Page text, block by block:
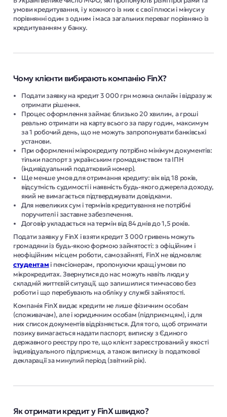
умови кредитування, і у кожного із них є свої плюси і мінуси у
порівнянні один з одним і маса загальних переваг порівняно із
кредитуванням у банку.
Чому клієнти вибирають компанію FinX?
Подати заявку на кредит 3 000 грн можна онлайн і відразу ж
отримати рішення.
Процес оформлення займає близько 20 хвилин, а гроші
реально отримати на карту всього за пару годин, максимум
за 1 робочий день, що не можуть запропонувати банківські
установи.
При оформленні мікрокредиту потрібно мінімум документів:
тільки паспорт з українським громадянством та ІПН
(індивідуальний податковий номер).
Ще менше умов для отримання кредиту: вік від 18 років,
відсутність судимості і наявність будь-якого джерела доходу,
який не вимагається підтверджувати довідками.
Для невеликих сум і термінів кредитування не потрібні
поручителі і заставне забезпечення.
Договір укладається на термін від 84 днів до 1,5 років.
Подати заявку у FinX і взяти кредит 3 000 гривень можуть
громадяни із будь-якою формою зайнятості: з офіційним і
неофіційним місцем роботи, самозайняті, FinX не відмовляє
студентамі пенсіонерам, пропонуючи кращі умови по
мікрокредитах. Звернутися до нас можуть навіть люди у
складній життєвій ситуації, що залишилися тимчасово без
роботи і що перебувають на обліку у службі зайнятості.
Компанія FinX видає кредити не лише фізичним особам
(споживачам), але і юридичним особам (підприємцям), і для
них список документів відрізняється. Для того, щоб отримати
позику вимагається надати паспорт, виписку з Єдиного
державного реєстру про те, що клієнт зареєстрований у якості
індивідуального підприємця, а також виписку із податкової
декларації за минулий період (звітний рік).
Як отримати кредит у FinX швидко?